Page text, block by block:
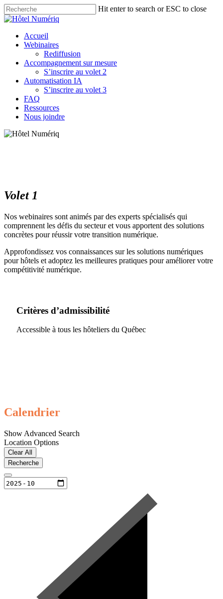
Skip
to
content
Hit enter to search or ESC to close
Close
Menu
Accueil
Webinaires
Rediffusion
Accompagnement sur mesure
S’inscrire au volet 2
Automatisation IA
S’inscrire au volet 3
FAQ
Ressources
Nous joindre
Volet 1
Nos webinaires sont animés par des experts spécialisés qui
comprennent les défis du secteur et vous apportent des solutions
concrètes pour réussir votre transition numérique.
Approfondissez vos connaissances sur les solutions numériques
pour hôtels et adoptez les meilleures pratiques pour améliorer votre
compétitivité numérique.
Critères d’admissibilité
Accessible à tous les hôteliers du Québec
Calendrier
Show Advanced Search
Location Options
Clear All
Recherche